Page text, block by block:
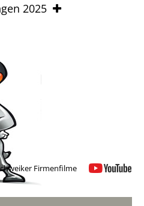
2025
Firmenfilme